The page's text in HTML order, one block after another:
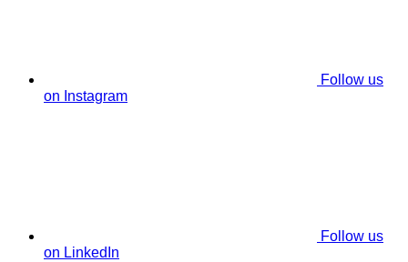
Follow us
on Instagram
Follow us
on LinkedIn